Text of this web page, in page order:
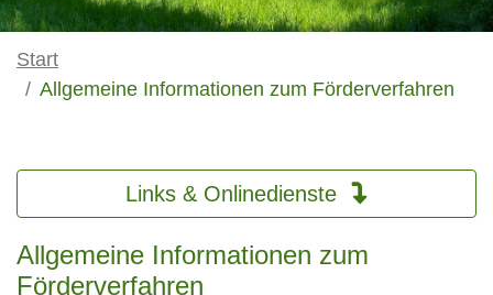
Start
Allgemeine Informationen zum Förderverfahren
Links & Onlinedienste
Allgemeine Informationen zum
Förderverfahren